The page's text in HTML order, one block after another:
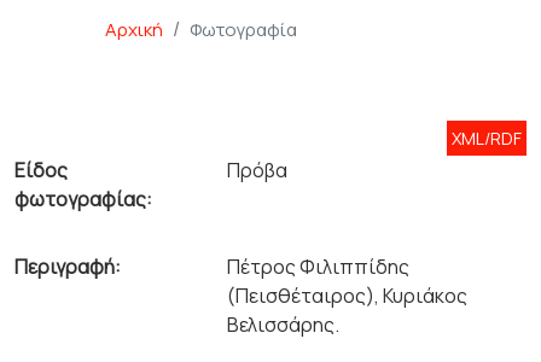
Αρχική Φωτογραφία
XML/RDF
Είδος
φωτογραφίας:
Πρόβα
Περιγραφή:
Πέτρος Φιλιππίδης
(Πεισθέταιρος), Κυριάκος
Βελισσάρης.